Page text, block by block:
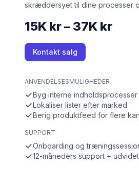
skræddersyet til dine processer
15K kr – 37K kr
Kontakt salg
ANVENDELSESMULIGHEDER
Byg interne indholdsprocesser
Lokaliser lister efter marked
Berig produktfeed for flere
SUPPORT
Onboarding og
12-måneders support +